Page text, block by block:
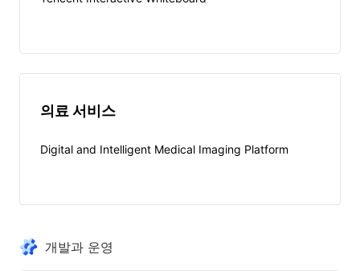
의료 서비스
Digital and Intelligent Medical Imaging Platform
개발과 운영